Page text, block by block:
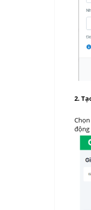
2.
động